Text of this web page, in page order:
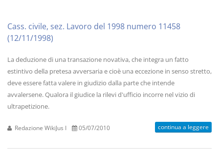
Cass. civile, sez. Lavoro del 1998 numero 11458
(12/11/1998)
La deduzione di una transazione novativa, che integra un fatto
estintivo della pretesa avversaria e cioè una eccezione in senso stretto,
deve essere fatta valere in giudizio dalla parte che intende
avvalersene. Qualora il giudice la rilevi d'ufficio incorre nel vizio di
ultrapetizione.
Redazione WikiJus I 05/07/2010 continua a leggere